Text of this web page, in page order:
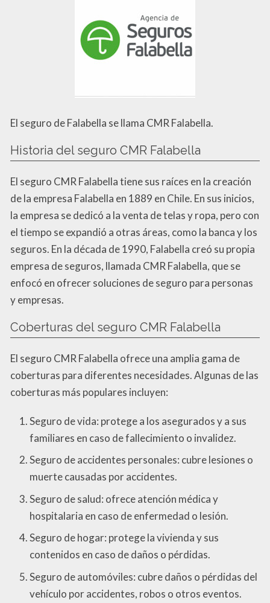
El seguro de Falabella se llama CMR Falabella.
Historia del seguro CMR Falabella
El seguro CMR Falabella tiene sus raíces en la creación
de la empresa Falabella en 1889 en Chile. En sus inicios,
la empresa se dedicó a la venta de telas y ropa, pero con
el tiempo se expandió a otras áreas, como la banca y los
seguros. En la década de 1990, Falabella creó su propia
empresa de seguros, llamada CMR Falabella, que se
enfocó en ofrecer soluciones de seguro para personas
y empresas.
Coberturas del seguro CMR Falabella
El seguro CMR Falabella ofrece una amplia gama de
coberturas para diferentes necesidades. Algunas de las
coberturas más populares incluyen:
Seguro de vida: protege a los asegurados y a sus
familiares en caso de fallecimiento o invalidez.
Seguro de accidentes personales: cubre lesiones o
muerte causadas por accidentes.
Seguro de salud: ofrece atención médica y
hospitalaria en caso de enfermedad o lesión.
Seguro de hogar: protege la vivienda y sus
contenidos en caso de daños o pérdidas.
Seguro de automóviles: cubre daños o pérdidas del
vehículo por accidentes, robos o otros eventos.